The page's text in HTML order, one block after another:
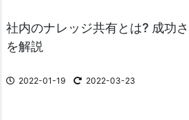
社内のナレッジ共有とは? 成功
を解説
2022-01-19 2022-03-23